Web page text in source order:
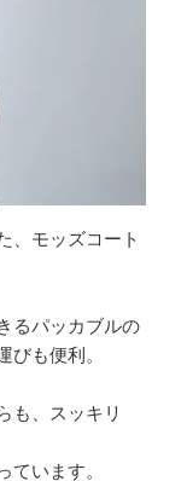
、モッズコート
るパッカブルの
も便利。
も、スッキリ
います。